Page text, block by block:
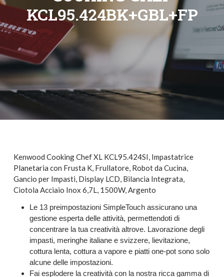
KCL95.424BK+GBL+FP
Kenwood Cooking Chef XL KCL95.424SI, Impastatrice
Planetaria con Frusta K, Frullatore, Robot da Cucina,
Gancio per Impasti, Display LCD, Bilancia Integrata,
Ciotola Acciaio Inox 6,7L, 1500W, Argento
Le 13 preimpostazioni SimpleTouch assicurano una
gestione esperta delle attività, permettendoti di
concentrare la tua creatività altrove. Lavorazione degli
impasti, meringhe italiane e svizzere, lievitazione,
cottura lenta, cottura a vapore e piatti one-pot sono solo
alcune delle impostazioni.
Fai esplodere la creatività con la nostra ricca gamma di